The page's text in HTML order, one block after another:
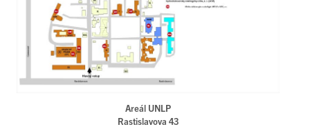
Areál UNLP
Rastislavova 43